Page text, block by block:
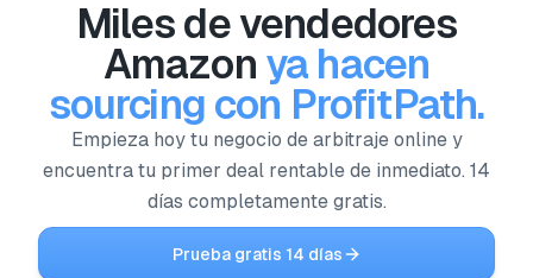
Miles de vendedores
Amazon ya hacen
sourcing con ProfitPath.
Empieza hoy tu negocio de arbitraje online y
encuentra tu primer deal rentable de inmediato. 14
días completamente gratis.
Prueba gratis 14 días